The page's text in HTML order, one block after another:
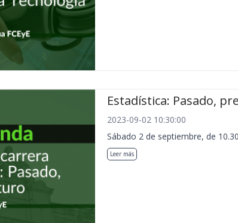
Estadística: Pasado,
2023-09-02 10:30:00
Sábado 2 de septiembre, de
Leer más